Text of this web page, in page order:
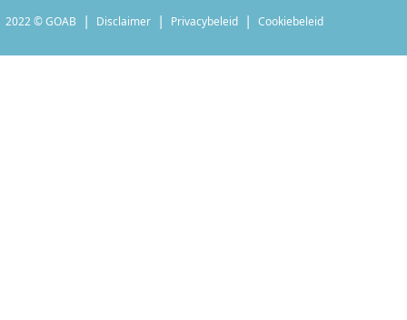
2022 © GOAB Disclaimer Privacybeleid Cookiebeleid